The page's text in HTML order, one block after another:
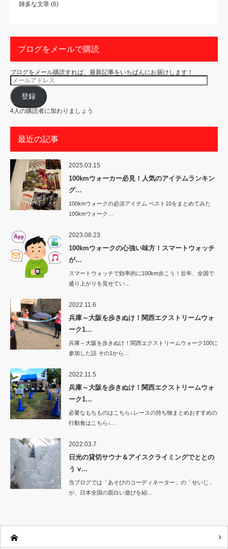
雑多な文章 (6)
ブログをメールで購読
ブログをメール購読すれば、最新記事をいちばんにお届けします！
メ
ー
ル
ア
ド
レ
ス
登録
4人の購読者に加わりましょう
最近の記事
2025.03.15
100kmウォーカー必見！人気のアイテムランキン
グ…
100kmウォークの必須アイテム ベスト10をまとめてみた
100kmウォーク…
2023.08.23
100kmウォークの心強い味方！スマートウォッチ
が…
スマートウォッチで効率的に100km歩こう！近年、全国で
盛り上がりを見せてい…
2022.11.6
兵庫～大阪を歩きぬけ！関西エクストリームウォ
ーク1…
兵庫～大阪を歩きぬけ！関西エクストリームウォーク100に
参加した話 その1から…
2022.11.5
兵庫～大阪を歩きぬけ！関西エクストリームウォ
ーク1…
必要なもちものはこちら↓レースの持ち物まとめおすすめの
行動食はこちら↓…
2022.03.7
日光の貸切サウナ＆アイスクライミングでととの
う v…
当ブログでは「あそびのコーディネーター」の「せいじ」
が、日本全国の面白い遊びを紹…